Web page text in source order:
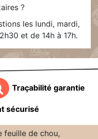
?
les lundi, mardi,
et de 14h à 17h.
Traçabilité garantie
sécurisé
feuille de chou,